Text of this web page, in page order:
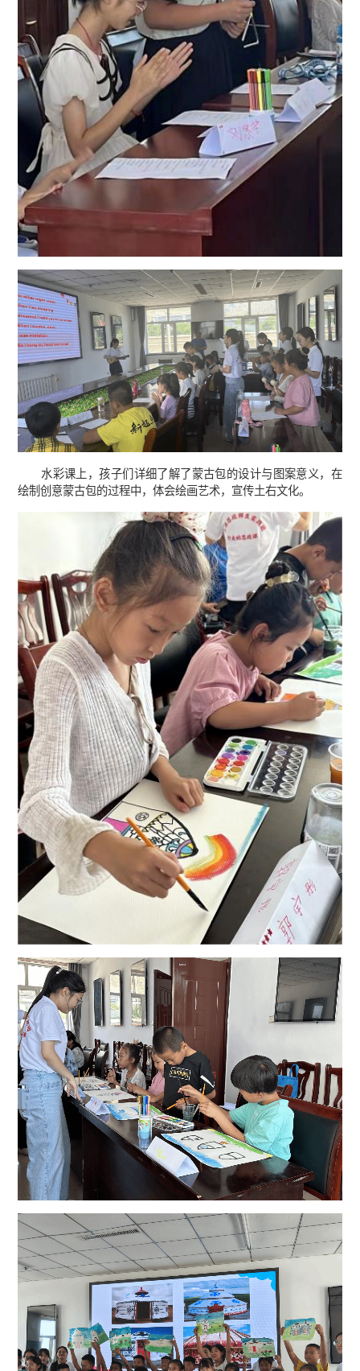
水彩课上，孩子们详细了解了蒙古包的设计与图案意义，在
绘制创意蒙古包的过程中，体会绘画艺术，宣传土右文化。